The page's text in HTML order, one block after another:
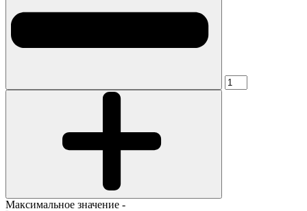
Максимальное значение -